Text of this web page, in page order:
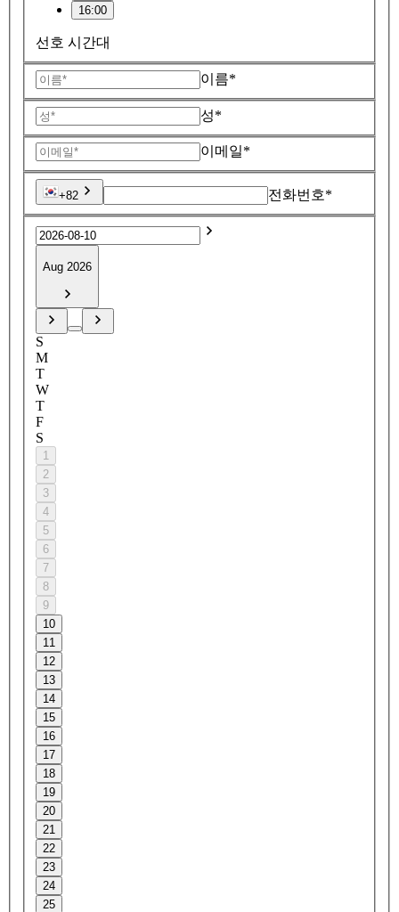
16:00
선호 시간대
이름*
성*
이메일*
+82 전화번호*
Aug 2026
S
M
T
W
T
F
S
1
2
3
4
5
6
7
8
9
10
11
12
13
14
15
16
17
18
19
20
21
22
23
24
25